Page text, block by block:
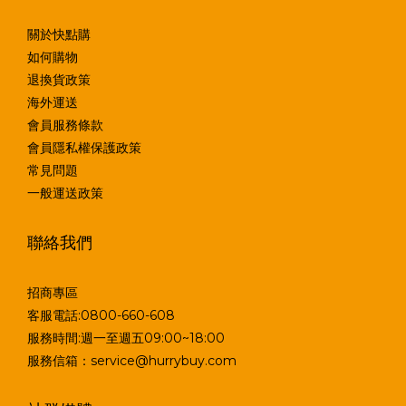
關於快點購
如何購物
退換貨政策
海外運送
會員服務條款
會員隱私權保護政策
常見問題
一般運送政策
聯絡我們
招商專區
客服電話:0800-660-608
服務時間:週一至週五09:00~18:00
服務信箱：service@hurrybuy.com